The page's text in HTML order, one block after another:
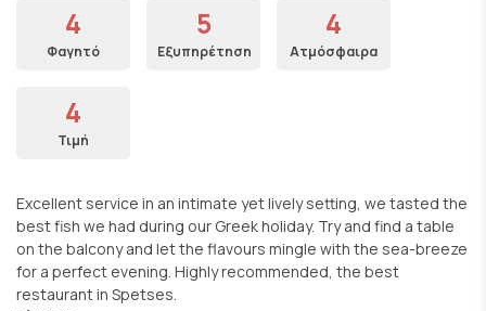
4
Φαγητό
5
Εξυπηρέτηση
4
Ατμόσφαιρα
4
Τιμή
Excellent service in an intimate yet lively setting, we tasted the
best fish we had during our Greek holiday. Try and find a table
on the balcony and let the flavours mingle with the sea-breeze
for a perfect evening. Highly recommended, the best
restaurant in Spetses.